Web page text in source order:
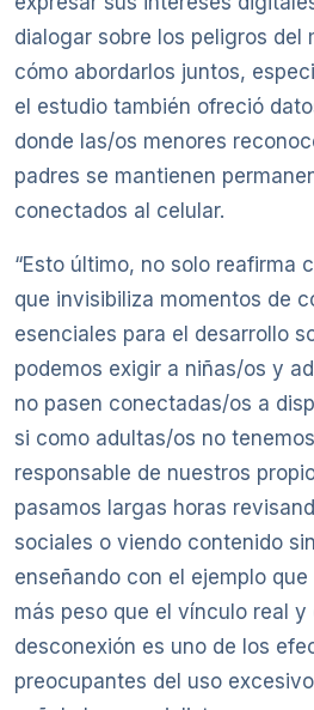
dialogar sobre los peligros del
cómo abordarlos juntos,
el estudio también ofreció
donde las/os menores
padres se mantienen
conectados al celular.
“Esto último, no solo reafirma
que invisibiliza momentos de
esenciales para el desarrollo
podemos exigir a niñas/os y
no pasen conectadas/os a
si como adultas/os no
responsable de nuestros
pasamos largas horas
sociales o viendo contenido
enseñando con el ejemplo
más peso que el vínculo real y
desconexión es uno de los
preocupantes del uso